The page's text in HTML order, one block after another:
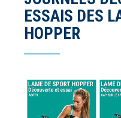
ESSAIS DES
HOPPER